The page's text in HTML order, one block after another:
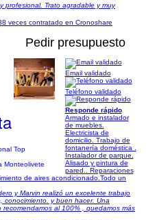
profesional. Trato agradable y muy
veces contratado en Cronoshare
Pedir presupuesto
Monteolivete
Email validado
Teléfono validado
Responde rápido
Armado e instalador
de muebles.
Electricista de
domicilio. Trabajo de
fontanería doméstica .
Instalador de parque.
Alisado y pintura de
pared.. Reparaciones
de aires acondicionado.Todo un
y Marvin realizó un excelente trabajo
conocimiento. y buen hacer. Una
al 100% , quedamos más